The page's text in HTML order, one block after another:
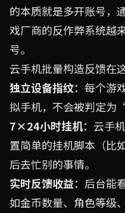
的本质就是多开账号，
戏厂商的反作弊系统越
号。
云手机批量构造反馈在
独立设备指纹：每个游
拟手机，不会被判定
7×24小时挂机：云手
置简单的挂机脚本（比
后去忙别的事情。
实时反馈收益：后台能
如金币数量、角色等级